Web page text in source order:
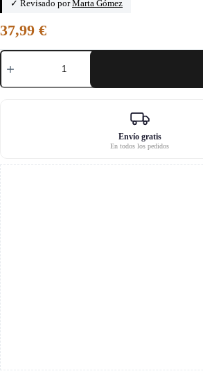
✓ Revisado porMarta Gómez
37,99 €
Patrón
en
del
a
la
60
cantidad
Envío gratis
En todos los pedidos